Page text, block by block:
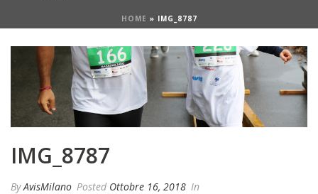
HOME » IMG_8787
IMG_8787
ByAvisMilano Posted Ottobre 16, 2018 In